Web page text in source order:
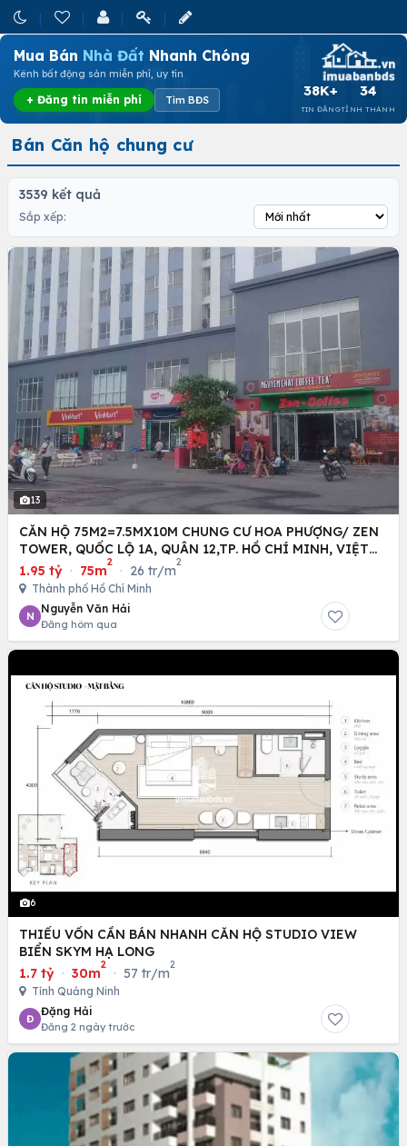
Mua Bán Nhà Đất Nhanh Chóng
Kênh bất động sản miễn phí, uy tín
+ Đăng tin miễn phí Tìm BĐS
38K+
TIN ĐĂNG
34
TỈNH THÀNH
Bán Căn hộ chung cư
3539 kết quả
Sắp xếp:
13
CĂN HỘ 75M2=7.5MX10M CHUNG CƯ HOA PHƯỢNG/ ZEN
TOWER, QUỐC LỘ 1A, QUÂN 12,TP. HỒ CHÍ MINH, VIỆT
NAM
1.95 tỷ · 75m
2
· 26 tr/m
2
Thành phố Hồ Chí Minh
N
Nguyễn Văn Hải
Đăng hôm qua
6
THIẾU VỐN CẦN BÁN NHANH CĂN HỘ STUDIO VIEW
BIỂN SKYM HẠ LONG
1.7 tỷ · 30m
2
· 57 tr/m
2
Tỉnh Quảng Ninh
Đ
Đặng Hải
Đăng 2 ngày trước